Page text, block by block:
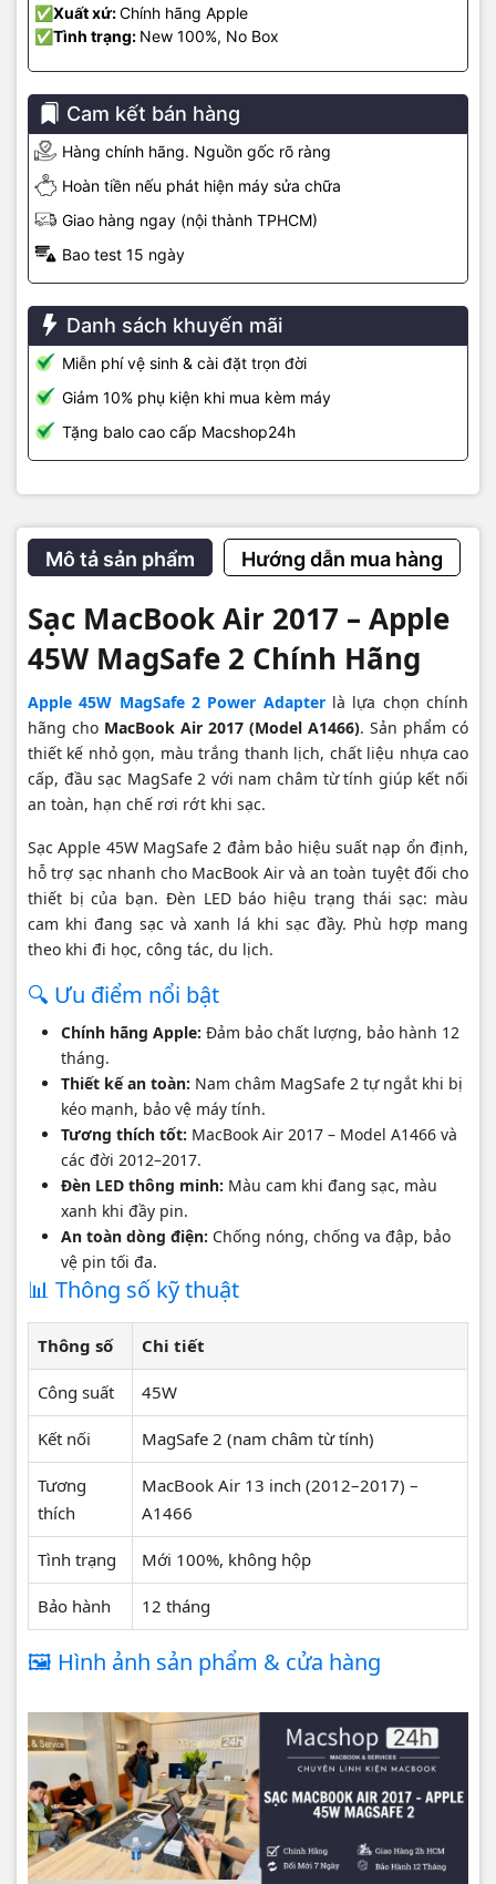
✅Xuất xứ:Chính hãng Apple
✅Tình trạng: New 100%, No Box
Cam kết bán hàng
Hàng chính hãng. Nguồn gốc rõ ràng
Hoàn tiền nếu phát hiện máy sửa chữa
Giao hàng ngay (nội thành TPHCM)
Bao test 15 ngày
Danh sách khuyến mãi
Miễn phí vệ sinh & cài đặt trọn đời
Giảm 10% phụ kiện khi mua kèm máy
Tặng balo cao cấp Macshop24h
Mô tả sản phẩm Hướng dẫn mua hàng
Sạc MacBook Air 2017 – Apple
45W MagSafe 2 Chính Hãng
Apple 45W MagSafe 2 Power Adapterlà lựa chọn chính
hãng cho MacBook Air 2017 (Model A1466). Sản phẩm có
thiết kế nhỏ gọn, màu trắng thanh lịch, chất liệu nhựa cao
cấp, đầu sạc MagSafe 2 với nam châm từ tính giúp kết nối
an toàn, hạn chế rơi rớt khi sạc.
Sạc Apple 45W MagSafe 2 đảm bảo hiệu suất nạp ổn định,
hỗ trợ sạc nhanh cho MacBook Air và an toàn tuyệt đối cho
thiết bị của bạn. Đèn LED báo hiệu trạng thái sạc: màu
cam khi đang sạc và xanh lá khi sạc đầy. Phù hợp mang
theo khi đi học, công tác, du lịch.
🔍 Ưu điểm nổi bật
Chính hãng Apple: Đảm bảo chất lượng, bảo hành 12
tháng.
Thiết kế an toàn: Nam châm MagSafe 2 tự ngắt khi bị
kéo mạnh, bảo vệ máy tính.
Tương thích tốt: MacBook Air 2017 – Model A1466 và
các đời 2012–2017.
Đèn LED thông minh: Màu cam khi đang sạc, màu
xanh khi đầy pin.
An toàn dòng điện: Chống nóng, chống va đập, bảo
vệ pin tối đa.
📊 Thông số kỹ thuật
Thông số Chi tiết
Công suất 45W
Kết nối MagSafe 2 (nam châm từ tính)
Tương
thích
MacBook Air 13 inch (2012–2017) –
A1466
Tình trạng Mới 100%, không hộp
Bảo hành 12 tháng
🖼️ Hình ảnh sản phẩm & cửa hàng
📍 Mua hàng tại MacShop24h
🏪 574 Nguyễn Đình Chiểu, P.4, Q.3, TP.HCM
📞 Hotline:0922 19 79 79– Zalo hỗ trợ 24/7
🌐 Website:macshop24h.vn
Giao hàng toàn quốc – kiểm tra trước khi thanh toán. Giao 2H nội